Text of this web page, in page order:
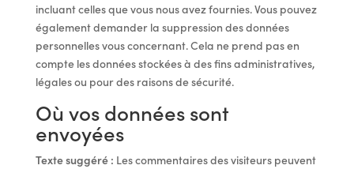
incluant celles que vous nous avez fournies. Vous pouvez
également demander la suppression des données
personnelles vous concernant. Cela ne prend pas en
compte les données stockées à des fins administratives,
légales ou pour des raisons de sécurité.
Où vos données sont
envoyées
Texte suggéré : Les commentaires des visiteurs peuvent